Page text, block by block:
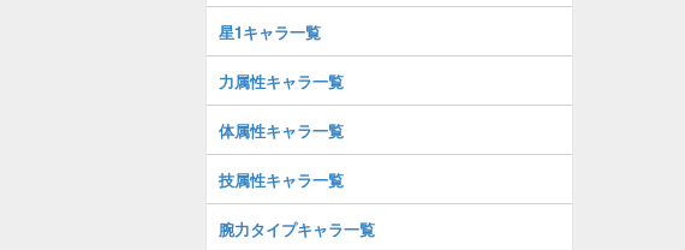
星1キャラ一覧
力属性キャラ一覧
体属性キャラ一覧
技属性キャラ一覧
腕力タイプキャラ一覧